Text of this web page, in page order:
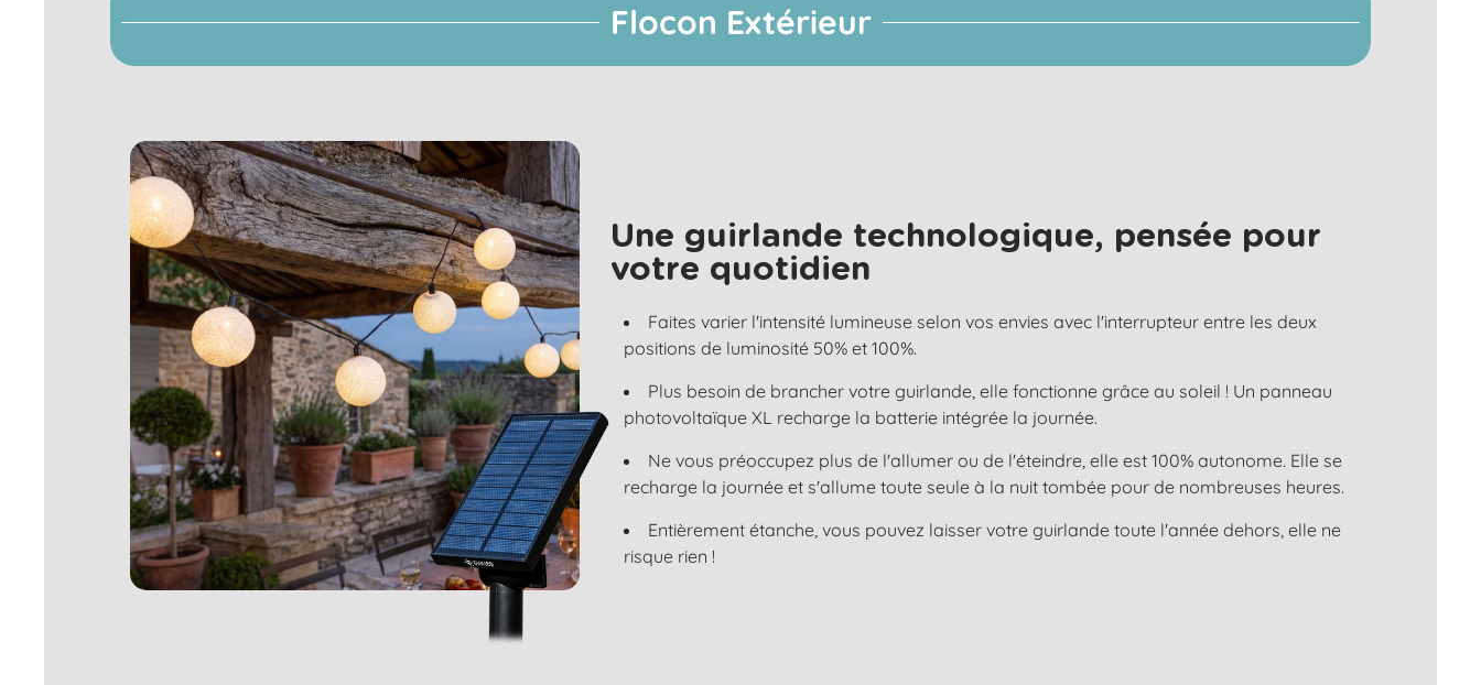
Flocon Extérieur
Une guirlande technologique, pensée pour
votre quotidien
Faites varier l'intensité lumineuse selon vos envies avec l'interrupteur entre les deux
positions de luminosité 50% et 100%.
Plus besoin de brancher votre guirlande, elle fonctionne grâce au soleil ! Un panneau
photovoltaïque XL recharge la batterie intégrée la journée.
Ne vous préoccupez plus de l'allumer ou de l'éteindre, elle est 100% autonome. Elle se
recharge la journée et s'allume toute seule à la nuit tombée pour de nombreuses heures.
Entièrement étanche, vous pouvez laisser votre guirlande toute l'année dehors, elle ne
risque rien !